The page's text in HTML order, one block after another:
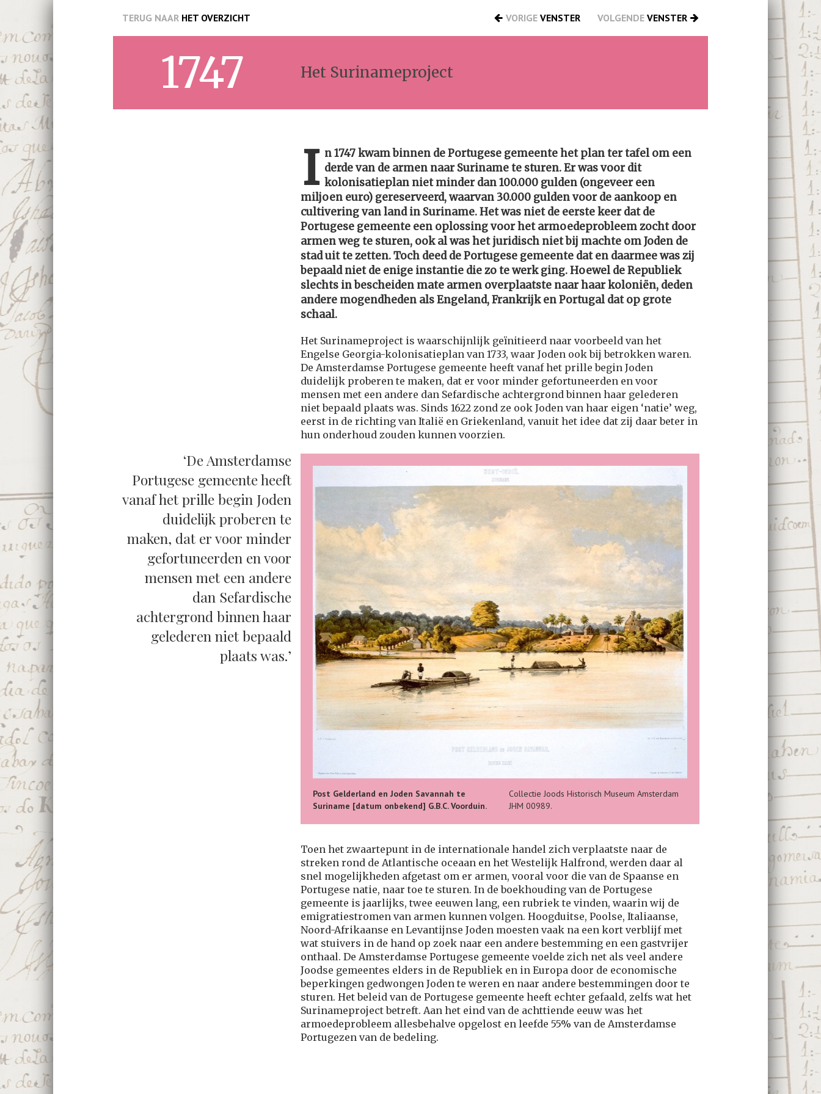
TERUG NAARHET OVERZICHT VORIGEVENSTER VOLGENDEVENSTER
1747 Het Surinameproject
I n 1747 kwam binnen de Portugese gemeente het plan ter tafel om een
derde van de armen naar Suriname te sturen. Er was voor dit
kolonisatieplan niet minder dan 100.000 gulden (ongeveer een
miljoen euro) gereserveerd, waarvan 30.000 gulden voor de aankoop en
cultivering van land in Suriname. Het was niet de eerste keer dat de
Portugese gemeente een oplossing voor het armoedeprobleem zocht door
armen weg te sturen, ook al was het juridisch niet bij machte om Joden de
stad uit te zetten. Toch deed de Portugese gemeente dat en daarmee was zij
bepaald niet de enige instantie die zo te werk ging. Hoewel de Republiek
slechts in bescheiden mate armen overplaatste naar haar koloniën, deden
andere mogendheden als Engeland, Frankrijk en Portugal dat op grote
schaal.
Het Surinameproject is waarschijnlijk geïnitieerd naar voorbeeld van het
Engelse Georgia-kolonisatieplan van 1733, waar Joden ook bij betrokken waren.
De Amsterdamse Portugese gemeente heeft vanaf het prille begin Joden
duidelijk proberen te maken, dat er voor minder gefortuneerden en voor
mensen met een andere dan Sefardische achtergrond binnen haar gelederen
niet bepaald plaats was. Sinds 1622 zond ze ook Joden van haar eigen ‘natie’ weg,
eerst in de richting van Italië en Griekenland, vanuit het idee dat zij daar beter in
hun onderhoud zouden kunnen voorzien.
Post Gelderland en Joden Savannah te
Suriname [datum onbekend] G.B.C. Voorduin.
Collectie Joods Historisch Museum Amsterdam
JHM 00989.
Toen het zwaartepunt in de internationale handel zich verplaatste naar de
streken rond de Atlantische oceaan en het Westelijk Halfrond, werden daar al
snel mogelijkheden afgetast om er armen, vooral voor die van de Spaanse en
Portugese natie, naar toe te sturen. In de boekhouding van de Portugese
gemeente is jaarlijks, twee eeuwen lang, een rubriek te vinden, waarin wij de
emigratiestromen van armen kunnen volgen. Hoogduitse, Poolse, Italiaanse,
Noord-Afrikaanse en Levantijnse Joden moesten vaak na een kort verblijf met
wat stuivers in de hand op zoek naar een andere bestemming en een gastvrijer
onthaal. De Amsterdamse Portugese gemeente voelde zich net als veel andere
Joodse gemeentes elders in de Republiek en in Europa door de economische
beperkingen gedwongen Joden te weren en naar andere bestemmingen door te
sturen. Het beleid van de Portugese gemeente heeft echter gefaald, zelfs wat het
Surinameproject betreft. Aan het eind van de achttiende eeuw was het
armoedeprobleem allesbehalve opgelost en leefde 55% van de Amsterdamse
Portugezen van de bedeling.
‘De Amsterdamse
Portugese gemeente heeft
vanaf het prille begin Joden
duidelijk proberen te
maken, dat er voor minder
gefortuneerden en voor
mensen met een andere
dan Sefardische
achtergrond binnen haar
gelederen niet bepaald
plaats was.’